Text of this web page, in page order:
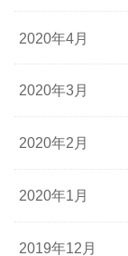
2020年4月
2020年3月
2020年2月
2020年1月
2019年12月